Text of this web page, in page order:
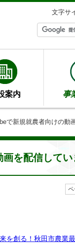
文字サ
案内 事
で新規就農者向けの動
を配信してい
を創る！秋田市農業